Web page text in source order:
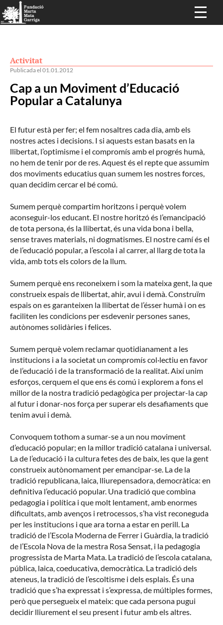
Activitat
Publicada el 01.01.2012
Cap a un Moviment d’Educació
Popular a Catalunya
El futur està per fer; el fem nosaltres cada dia, amb els
nostres actes i decisions. I si aquests estan basats en la
llibertat, l’optimisme i el compromís amb el progrés humà,
no hem de tenir por de res. Aquest és el repte que assumim
dos moviments educatius quan sumem les nostres forces,
quan decidim cercar el bé comú.
Sumem perquè compartim horitzons i perquè volem
aconseguir-los educant. El nostre horitzó és l’emancipació
de tota persona, és la llibertat, és una vida bona i bella,
sense traves materials, ni dogmatismes. El nostre camí és el
de l’educació popular, a l’escola i al carrer, al llarg de tota la
vida, amb tots els colors de la llum.
Sumem perquè ens reconeixem i som la mateixa gent, la que
construeix espais de llibertat, ahir, avui i demà. Construïm
espais on es garanteixen la llibertat de l’ésser humà i on es
faciliten les condicions per esdevenir persones sanes,
autònomes solidàries i felices.
Sumem perquè volem reclamar quotidianament a les
institucions i a la societat un compromís col·lectiu en favor
de l’educació i de la transformació de la realitat. Així unim
esforços, cerquem el que ens és comú i explorem a fons el
millor de la nostra tradició pedagògica per projectar-la cap
al futur i donar-nos força per superar els desafiaments que
tenim avui i demà.
Convoquem tothom a sumar-se a un nou moviment
d’educació popular; en la millor tradició catalana i universal.
La de l’educació i la cultura fetes des de baix, les que la gent
construeix autònomament per emancipar-se. La de la
tradició republicana, laica, lliurepensadora, democràtica: en
definitiva l’educació popular. Una tradició que combina
pedagogia i política i que molt lentament, amb enormes
dificultats, amb avenços i retrocessos, s’ha vist reconeguda
per les institucions i que ara torna a estar en perill. La
tradició de l’Escola Moderna de Ferrer i Guàrdia, la tradició
de l’Escola Nova de la mestra Rosa Sensat, i la pedagogia
progressista de Marta Mata. La tradició de l’escola catalana,
pública, laica, coeducativa, democràtica. La tradició dels
ateneus, la tradició de l’escoltisme i dels esplais. És una
tradició que s’ha expressat i s’expressa, de múltiples formes,
però que persegueix el mateix: que cada persona pugui
decidir lliurement el seu present i futur amb els altres.